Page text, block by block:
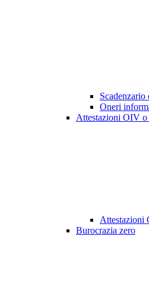
Oneri
Attestazioni OIV o
Attestazioni
Burocrazia zero